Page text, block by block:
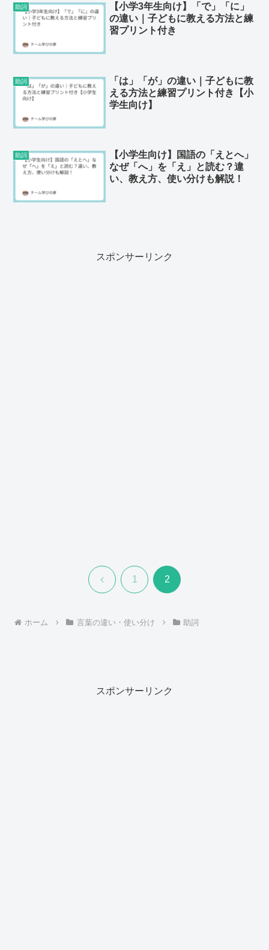
助詞
【小学3年生向け】「で」「に」
の違い｜子どもに教える方法と練
習プリント付き
助詞
「は」「が」の違い｜子どもに教
える方法と練習プリント付き【小
学生向け】
助詞
【小学生向け】国語の「えとへ」
なぜ「へ」を「え」と読む？違
い、教え方、使い分けも解説！
スポンサーリンク
前 1 2
ホーム 言葉の違い・使い分け 助詞
スポンサーリンク